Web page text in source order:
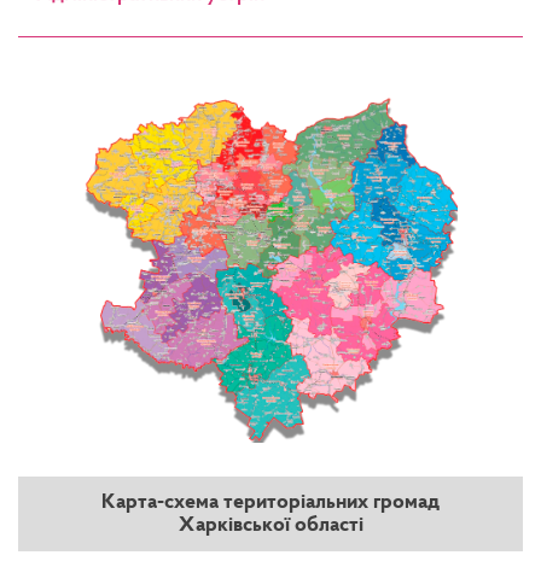
Карта-схема територіальних громад
Харківської області